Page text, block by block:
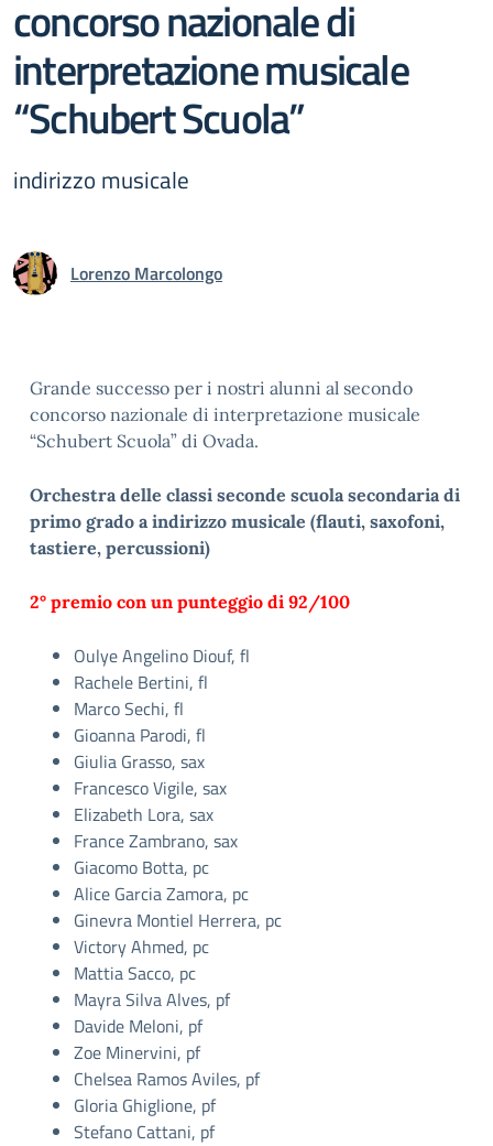
concorso nazionale di
interpretazione musicale
“Schubert Scuola”
indirizzo musicale
Lorenzo Marcolongo
Grande successo per i nostri alunni al secondo
concorso nazionale di interpretazione musicale
“Schubert Scuola” di Ovada.
Orchestra delle classi seconde scuola secondaria di
primo grado a indirizzo musicale (flauti, saxofoni,
tastiere, percussioni)
2° premio con un punteggio di 92/100
Oulye Angelino Diouf, fl
Rachele Bertini, fl
Marco Sechi, fl
Gioanna Parodi, fl
Giulia Grasso, sax
Francesco Vigile, sax
Elizabeth Lora, sax
France Zambrano, sax
Giacomo Botta, pc
Alice Garcia Zamora, pc
Ginevra Montiel Herrera, pc
Victory Ahmed, pc
Mattia Sacco, pc
Mayra Silva Alves, pf
Davide Meloni, pf
Zoe Minervini, pf
Chelsea Ramos Aviles, pf
Gloria Ghiglione, pf
Stefano Cattani, pf